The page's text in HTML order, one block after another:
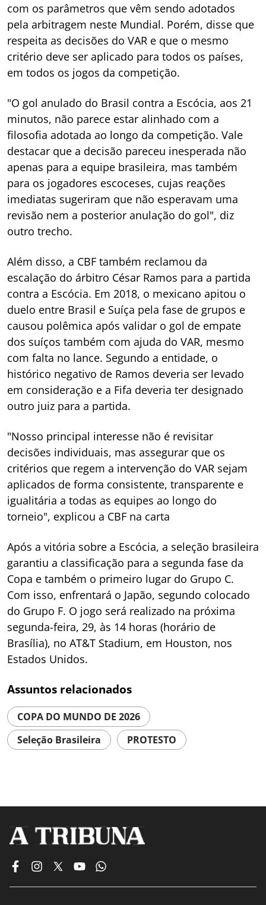
com os parâmetros que vêm sendo adotados
pela arbitragem neste Mundial. Porém, disse que
respeita as decisões do VAR e que o mesmo
critério deve ser aplicado para todos os países,
em todos os jogos da competição.
"O gol anulado do Brasil contra a Escócia, aos 21
minutos, não parece estar alinhado com a
filosofia adotada ao longo da competição. Vale
destacar que a decisão pareceu inesperada não
apenas para a equipe brasileira, mas também
para os jogadores escoceses, cujas reações
imediatas sugeriram que não esperavam uma
revisão nem a posterior anulação do gol", diz
outro trecho.
Além disso, a CBF também reclamou da
escalação do árbitro César Ramos para a partida
contra a Escócia. Em 2018, o mexicano apitou o
duelo entre Brasil e Suíça pela fase de grupos e
causou polêmica após validar o gol de empate
dos suíços também com ajuda do VAR, mesmo
com falta no lance. Segundo a entidade, o
histórico negativo de Ramos deveria ser levado
em consideração e a Fifa deveria ter designado
outro juiz para a partida.
"Nosso principal interesse não é revisitar
decisões individuais, mas assegurar que os
critérios que regem a intervenção do VAR sejam
aplicados de forma consistente, transparente e
igualitária a todas as equipes ao longo do
torneio", explicou a CBF na carta
Após a vitória sobre a Escócia, a seleção brasileira
garantiu a classificação para a segunda fase da
Copa e também o primeiro lugar do Grupo C.
Com isso, enfrentará o Japão, segundo colocado
do Grupo F. O jogo será realizado na próxima
segunda-feira, 29, às 14 horas (horário de
Brasília), no AT&T Stadium, em Houston, nos
Estados Unidos.
Assuntos relacionados
COPA DO MUNDO DE 2026
Seleção Brasileira
PROTESTO